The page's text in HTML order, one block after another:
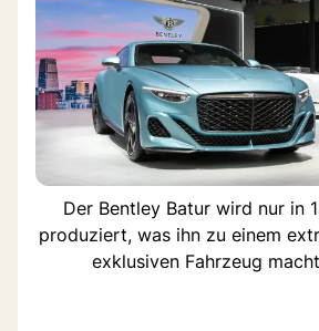
Der Bentley Batur wird nur in
produziert, was ihn zu einem
exklusiven Fahrzeug